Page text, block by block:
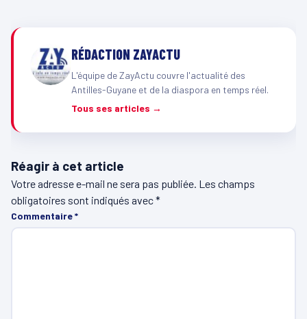
RÉDACTION ZAYACTU
L'équipe de ZayActu couvre l'actualité des
Antilles-Guyane et de la diaspora en temps réel.
Tous ses articles →
Réagir à cet article
Votre adresse e-mail ne sera pas publiée. Les champs
obligatoires sont indiqués avec*
Commentaire*